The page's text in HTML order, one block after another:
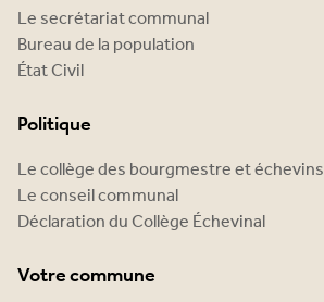
Le secrétariat communal
Bureau de la population
État Civil
Politique
Le collège des bourgmestre et échevins
Le conseil communal
Déclaration du Collège Échevinal
Votre commune